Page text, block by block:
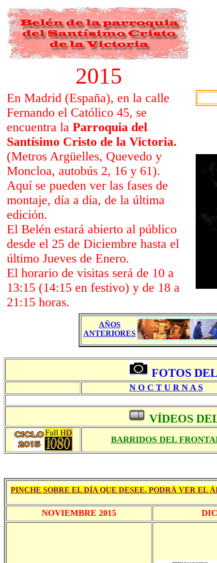
2015
En Madrid (España), en la calle
Fernando el Católico 45, se
encuentra la Parroquia del
Santísimo Cristo de la Victoria.
(Metros Argüelles, Quevedo y
Moncloa, autobús 2, 16 y 61).
Aquí se pueden ver las fases de
montaje, día a día, de la última
edición.
El Belén estará abierto al público
desde el 25 de Diciembre hasta el
último Jueves de Enero.
El horario de visitas será de 10 a
13:15 (14:15 en festivo) y de 18 a
21:15 horas.
AÑOS
ANTERIORES
FOTOS
N O C T U R N A S
VÍDEOS
BARRIDOS DEL
PINCHE SOBRE EL DÍA QUE DESEE. PODRÁ VER EL
NOVIEMBRE 2015 DIC